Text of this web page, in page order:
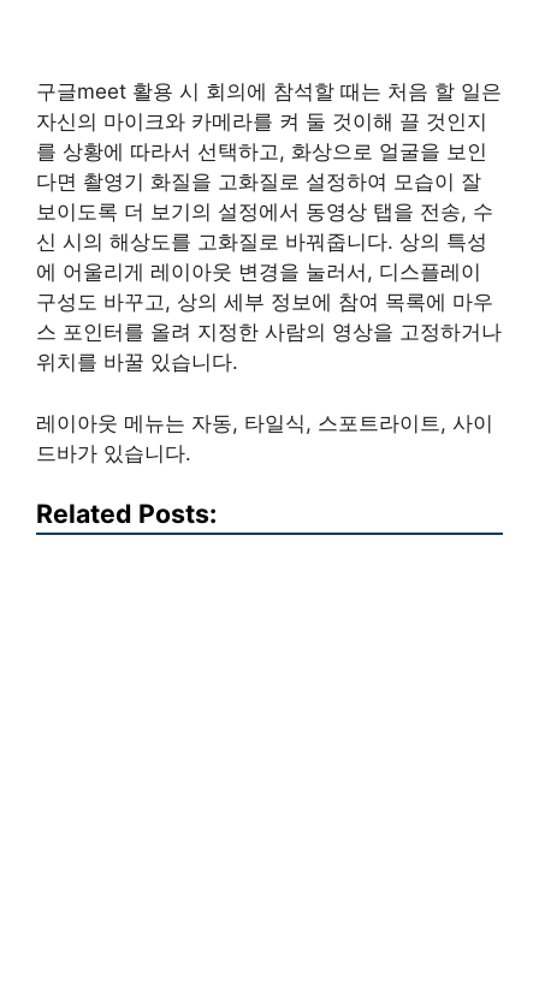
구글meet 활용 시 회의에 참석할 때는 처음 할 일은
자신의 마이크와 카메라를 켜 둘 것이해 끌 것인지
를 상황에 따라서 선택하고, 화상으로 얼굴을 보인
다면 촬영기 화질을 고화질로 설정하여 모습이 잘
보이도록 더 보기의 설정에서 동영상 탭을 전송, 수
신 시의 해상도를 고화질로 바꿔줍니다. 상의 특성
에 어울리게 레이아웃 변경을 눌러서, 디스플레이
구성도 바꾸고, 상의 세부 정보에 참여 목록에 마우
스 포인터를 올려 지정한 사람의 영상을 고정하거나
위치를 바꿀 있습니다.
레이아웃 메뉴는 자동, 타일식, 스포트라이트, 사이
드바가 있습니다.
Related Posts: